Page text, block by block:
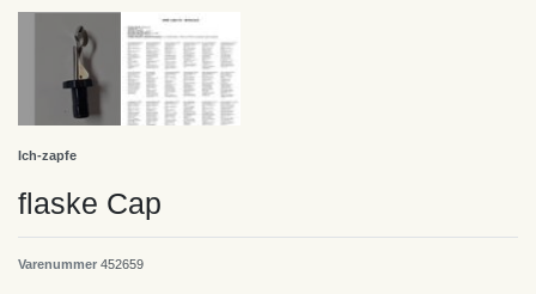
Ich-zapfe
flaske Cap
Varenummer 452659